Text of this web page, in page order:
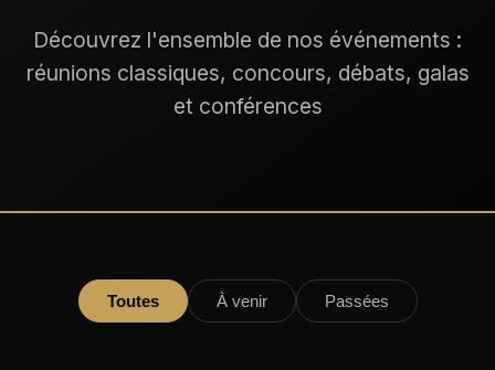
Découvrez l'ensemble de nos événements :
réunions classiques, concours, débats, galas
et conférences
Toutes À venir Passées